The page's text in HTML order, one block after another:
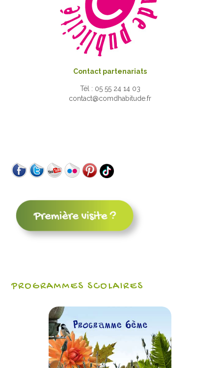
Contact partenariats
Tél : 05 55 24 14 03
contact@comdhabitude.fr
PROGRAMMES SCOLAIRES